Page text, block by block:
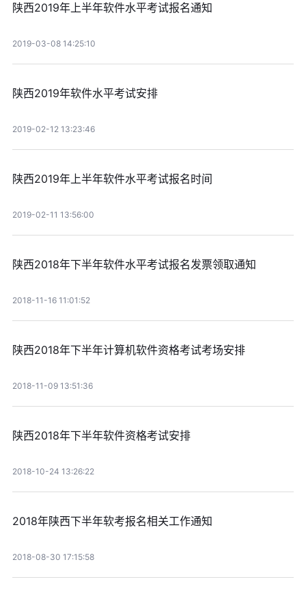
陕西2019年上半年软件水平考试报名通知
2019-03-08 14:25:10
陕西2019年软件水平考试安排
2019-02-12 13:23:46
陕西2019年上半年软件水平考试报名时间
2019-02-11 13:56:00
陕西2018年下半年软件水平考试报名发票领取通知
2018-11-16 11:01:52
陕西2018年下半年计算机软件资格考试考场安排
2018-11-09 13:51:36
陕西2018年下半年软件资格考试安排
2018-10-24 13:26:22
2018年陕西下半年软考报名相关工作通知
2018-08-30 17:15:58